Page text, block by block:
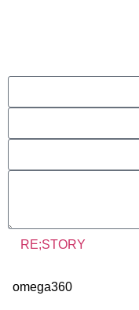
RE;STORY
omega360